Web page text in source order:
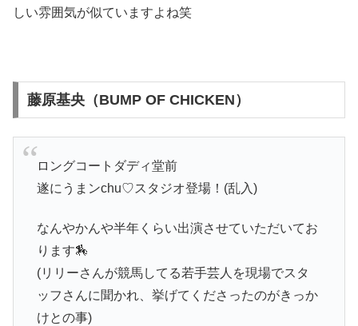
しい雰囲気が似ていますよね笑
藤原基央（BUMP OF CHICKEN）
ロングコートダディ堂前
遂にうまンchu♡スタジオ登場！(乱入)
なんやかんや半年くらい出演させていただいてお
ります🏇
(リリーさんが競馬してる若手芸人を現場でスタ
ッフさんに聞かれ、挙げてくださったのがきっか
けとの事)